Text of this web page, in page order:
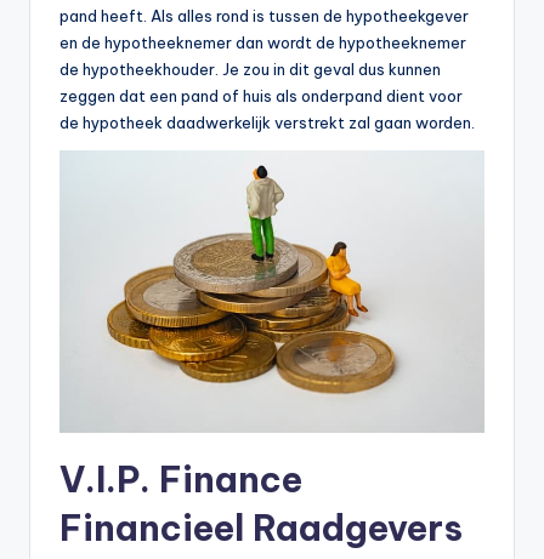
pand heeft. Als alles rond is tussen de hypotheekgever
en de hypotheeknemer dan wordt de hypotheeknemer
de hypotheekhouder. Je zou in dit geval dus kunnen
zeggen dat een pand of huis als onderpand dient voor
de hypotheek daadwerkelijk verstrekt zal gaan worden.
V.I.P. Finance
Financieel Raadgevers